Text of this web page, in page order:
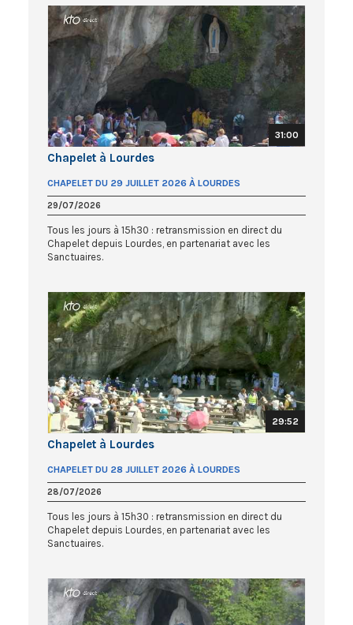
31:00
Chapelet à Lourdes
CHAPELET DU 29 JUILLET 2026 À LOURDES
29/07/2026
Tous les jours à 15h30 : retransmission en direct du
Chapelet depuis Lourdes, en partenariat avec les
Sanctuaires.
29:52
Chapelet à Lourdes
CHAPELET DU 28 JUILLET 2026 À LOURDES
28/07/2026
Tous les jours à 15h30 : retransmission en direct du
Chapelet depuis Lourdes, en partenariat avec les
Sanctuaires.